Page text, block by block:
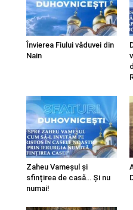
Învierea Fiului văduvei din
Nain
Zaheu Vameșul și
sfințirea de casă… Și nu
numai!